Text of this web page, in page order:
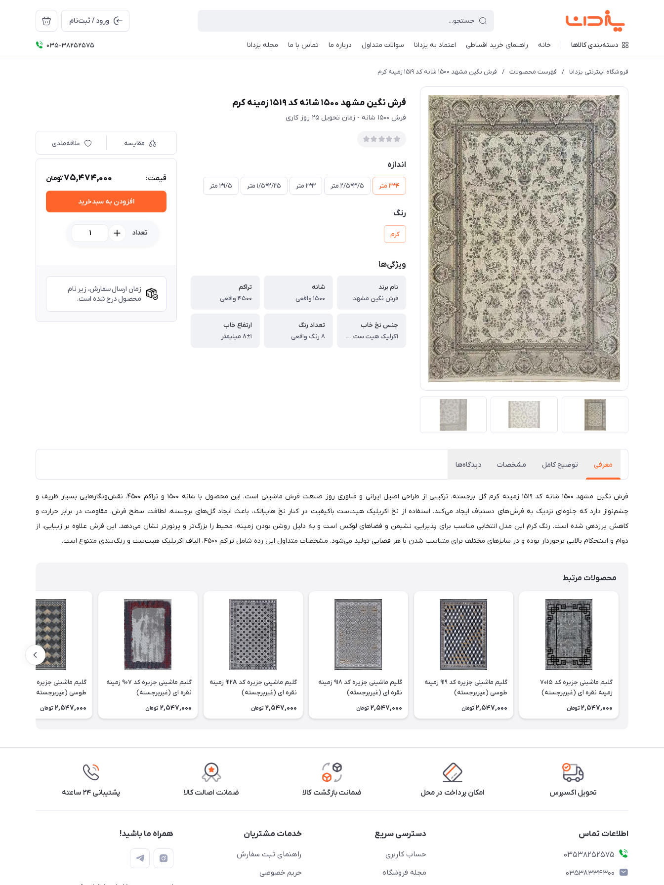
ورود / ثبت‌نام
دسته‌بندی کالاها خانه راهنمای خرید اقساطی اعتماد به یزدانا سوالات متداول درباره ما تماس با ما مجله یزدانا 035-38252575
فروشگاه اینترنتی یزدانا / فهرست محصولات / فرش نگین مشهد 1500 شانه کد 1519 زمینه کرم
فرش نگین مشهد 1500 شانه کد 1519 زمینه کرم
فرش 1500 شانه - زمان تحویل 25 روز کاری
اندازه
4*3 متر 3/5*2/5 متر 3*2 متر 2/25*1/5 متر 1/5*1 متر
رنگ
کرم
ویژگی‌ها
نام برند
فرش نگین مشهد
شانه
1500 واقعی
تراکم
4500 واقعی
جنس نخ خاب
آکرلیک هیت ست شده
تعداد رنگ
8 رنگ واقعی
ارتفاع خاب
8±1 میلیمتر
مقایسه علاقه‌مندی
قیمت: 75,474,000تومان
افزودن به سبدخرید
تعداد
زمان ارسال سفارش، زیر نام
محصول درج شده است.
معرفی توضیح کامل مشخصات دیدگاه‌ها
فرش نگین مشهد 1500 شانه کد 1519 زمینه کرم گل برجسته، ترکیبی از طراحی اصیل ایرانی و فناوری روز صنعت فرش ماشینی است. این محصول با شانه 1500 و تراکم 4500، نقش‌ونگارهایی بسیار ظریف و
چشم‌نواز دارد که جلوه‌ای نزدیک به فرش‌های دستباف ایجاد می‌کند. استفاده از نخ اکریلیک هیت‌ست باکیفیت در کنار نخ هایبالک، باعث ایجاد گل‌های برجسته، لطافت سطح فرش، مقاومت در برابر حرارت و
کاهش پرزدهی شده است. رنگ کرم این مدل انتخابی مناسب برای پذیرایی، نشیمن و فضاهای لوکس است و به دلیل روشن بودن زمینه، محیط را بزرگ‌تر و پرنورتر نشان می‌دهد. این فرش علاوه بر زیبایی، از
دوام و استحکام بالایی برخوردار بوده و در سایزهای مختلف برای متناسب شدن با هر فضایی تولید می‌شود. مشخصات متداول این رده شامل تراکم ۴۵۰۰، الیاف اکریلیک هیت‌ست و رنگ‌بندی متنوع است.
محصولات مرتبط
گلیم ماشینی جزیره کد 7015
زمینه نقره ای (غیربرجسته)
2,547,000 تومان
گلیم ماشینی جزیره کد 919 زمینه
طوسی (غیربرجسته)
2,547,000 تومان
گلیم ماشینی جزیره کد 918 زمینه
نقره ای (غیربرجسته)
2,547,000 تومان
گلیم ماشینی جزیره کد 912A زمینه
نقره ای (غیربرجسته)
2,547,000 تومان
گلیم ماشینی جزیره کد 907 زمینه
نقره ای (غیربرجسته)
2,547,000 تومان
طوسی (غیربرجسته)
2,547,000 تومان
تحویل اکسپرس امکان پرداخت در محل ضمانت بازگشت کالا ضمانت اصالت کالا پشتیبانی ۲۴ ساعته
اطلاعات تماس
03538252575
03538334300
دسترسی سریع
حساب کاربری
مجله فروشگاه
خدمات مشتریان
راهنمای ثبت سفارش
حریم خصوصی
همراه ما باشید!